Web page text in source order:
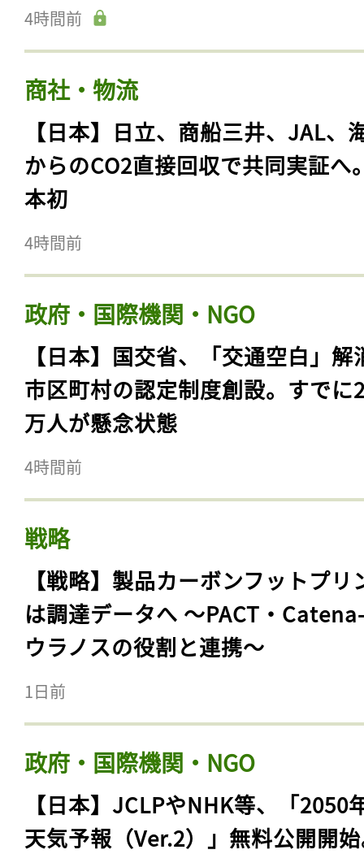
4時間前
商社・物流
【日本】日立、商船三井、JAL、
からのCO2直接回収で共同実証へ
本初
4時間前
政府・国際機関・NGO
【日本】国交省、「交通空白」解
市区町村の認定制度創設。すでに
万人が懸念状態
4時間前
戦略
【戦略】製品カーボンフットプリ
は調達データへ 〜PACT・
ウラノスの役割と連携〜
1日前
政府・国際機関・NGO
【日本】JCLPやNHK等、「2050
天気予報（Ver.2）」無料公開開